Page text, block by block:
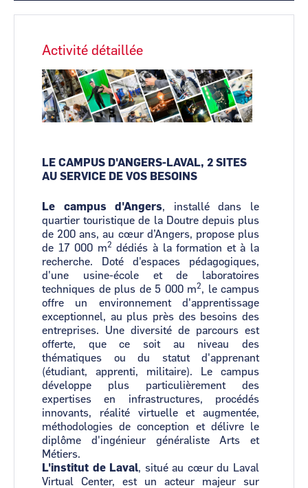
Activité détaillée
Image
LE CAMPUS D'ANGERS-LAVAL, 2 SITES
AU SERVICE DE VOS BESOINS
Le campus d'Angers, installé dans le
quartier touristique de la Doutre depuis plus
de 200 ans, au cœur d’Angers, propose plus
de 17 000 m2 dédiés à la formation et à la
recherche. Doté d'espaces pédagogiques,
d'une usine-école et de laboratoires
techniques de plus de 5 000 m2, le campus
offre un environnement d'apprentissage
exceptionnel, au plus près des besoins des
entreprises. Une diversité de parcours est
offerte, que ce soit au niveau des
thématiques ou du statut d'apprenant
(étudiant, apprenti, militaire). Le campus
développe plus particulièrement des
expertises en infrastructures, procédés
innovants, réalité virtuelle et augmentée,
méthodologies de conception et délivre le
diplôme d'ingénieur généraliste Arts et
Métiers.
L'institut de Laval, situé au cœur du Laval
Virtual Center, est un acteur majeur sur